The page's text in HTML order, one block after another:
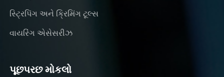
સ્ટ્રિપિંગ અને ક્રિમિંગ ટૂલ્સ
વાયરિંગ એસેસરીઝ
પૂછપરછ મોકલો